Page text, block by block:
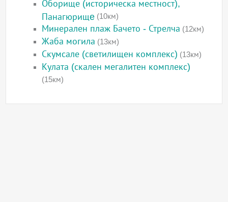
Оборище (историческа местност),
Панагюрищe (10км)
Минерален плаж Бачето - Стрелча (12км)
Жаба могила (13км)
Скумсале (светилищен комплекс) (13км)
Кулата (скален мегалитен комплекс)
(15км)